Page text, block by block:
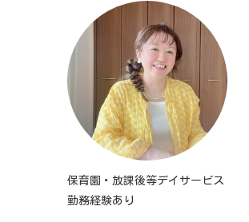
保育園・放課後等デイサービス
勤務経験あり